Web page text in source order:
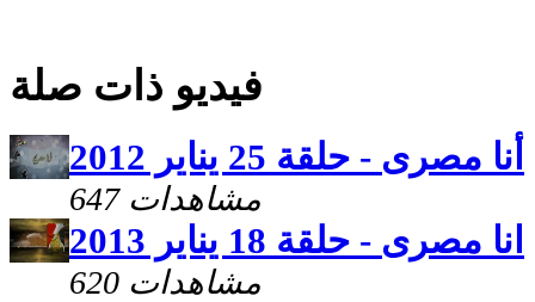
فيديو ذات صلة
أنا مصرى - حلقة 25 يناير 2012
647 مشاهدات
انا مصرى - حلقة 18 يناير 2013
620 مشاهدات